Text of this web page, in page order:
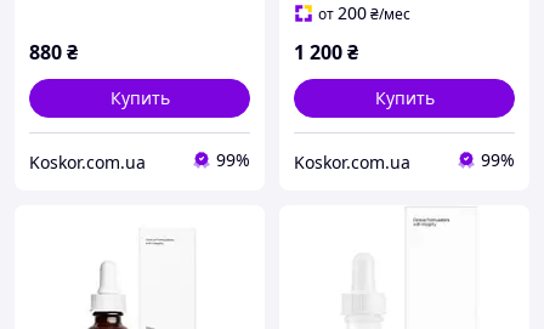
880₴
Купить
Koskor.com.ua 99%
от200₴/мес
1 200₴
Купить
Koskor.com.ua 99%